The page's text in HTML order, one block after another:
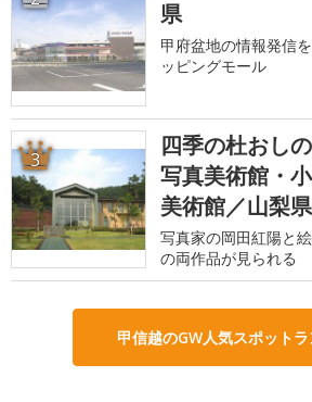
県
甲府盆地の情報発信
ッピングモール
3
四季の杜おし
写真美術館・
美術館／山梨県
写真家の岡田紅陽と
の両作品が見られる
甲信越のGW人気スポット